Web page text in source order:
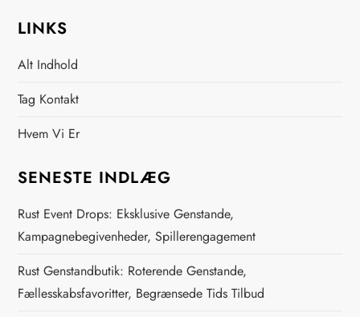
LINKS
Alt Indhold
Tag Kontakt
Hvem Vi Er
SENESTE INDLÆG
Rust Event Drops: Eksklusive Genstande,
Kampagnebegivenheder, Spillerengagement
Rust Genstandbutik: Roterende Genstande,
Fællesskabsfavoritter, Begrænsede Tids Tilbud